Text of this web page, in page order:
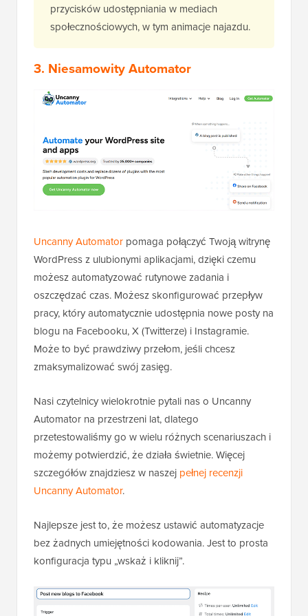
przycisków udostępniania w mediach
społecznościowych, w tym animacje najazdu.
3. Niesamowity Automator
Uncanny Automator pomaga połączyć Twoją witrynę
WordPress z ulubionymi aplikacjami, dzięki czemu
możesz automatyzować rutynowe zadania i
oszczędzać czas. Możesz skonfigurować przepływ
pracy, który automatycznie udostępnia nowe posty na
blogu na Facebooku, X (Twitterze) i Instagramie.
Może to być prawdziwy przełom, jeśli chcesz
zmaksymalizować swój zasięg.
Nasi czytelnicy wielokrotnie pytali nas o Uncanny
Automator na przestrzeni lat, dlatego
przetestowaliśmy go w wielu różnych scenariuszach i
możemy potwierdzić, że działa świetnie. Więcej
szczegółów znajdziesz w naszej pełnej recenzji
Uncanny Automator.
Najlepsze jest to, że możesz ustawić automatyzacje
bez żadnych umiejętności kodowania. Jest to prosta
konfiguracja typu „wskaż i kliknij”.